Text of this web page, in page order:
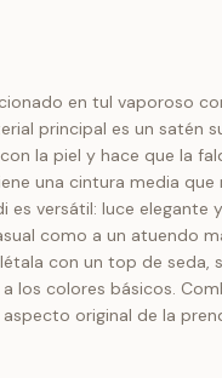
en tul vaporoso
principal es un satén
la piel y hace que la
una cintura media que
versátil: luce
como a un atuendo
con un top de seda,
los colores básicos.
original de la